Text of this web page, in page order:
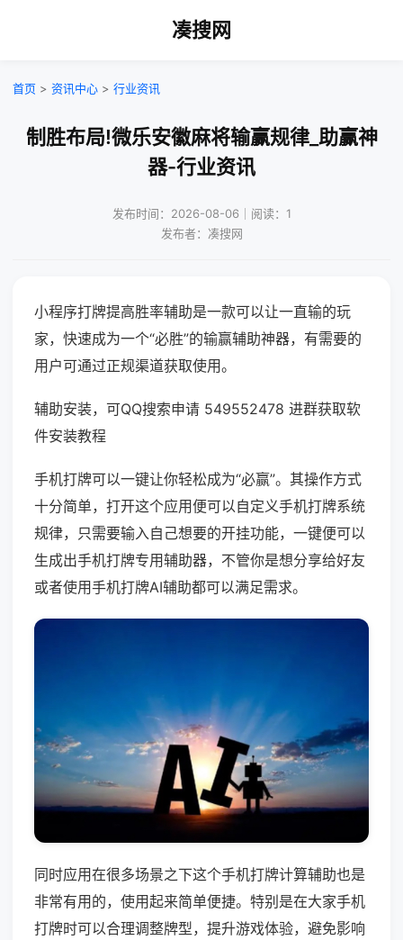
凑搜网
首页 > 资讯中心 > 行业资讯
制胜布局!微乐安徽麻将输赢规律_助赢神
器-行业资讯
发布时间：2026-08-06｜阅读：1
发布者：凑搜网
小程序打牌提高胜率辅助是一款可以让一直输的玩
家，快速成为一个“必胜”的输赢辅助神器，有需要的
用户可通过正规渠道获取使用。
辅助安装，可QQ搜索申请 549552478 进群获取软
件安装教程
手机打牌可以一键让你轻松成为“必赢”。其操作方式
十分简单，打开这个应用便可以自定义手机打牌系统
规律，只需要输入自己想要的开挂功能，一键便可以
生成出手机打牌专用辅助器，不管你是想分享给好友
或者使用手机打牌AI辅助都可以满足需求。
同时应用在很多场景之下这个手机打牌计算辅助也是
非常有用的，使用起来简单便捷。特别是在大家手机
打牌时可以合理调整牌型，提升游戏体验，避免影响